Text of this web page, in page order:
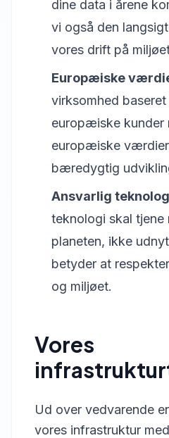
dine data i årene
vi også den
vores drift på
Europæiske
virksomhed
europæiske kunder
europæiske
bæredygtig
Ansvarlig
teknologi skal tjene
planeten, ikke
betyder at
og miljøet.
Vores
Ud over vedvarende
vores infrastruktur